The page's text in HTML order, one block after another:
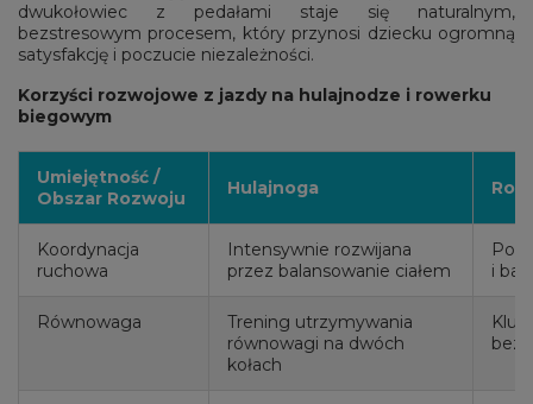
dwukołowiec z pedałami staje się naturalnym,
bezstresowym procesem, który przynosi dziecku ogromną
satysfakcję i poczucie niezależności.
Korzyści rozwojowe z jazdy na hulajnodze i rowerku
biegowym
Umiejętność /
Obszar Rozwoju
Hulajnoga
Koordynacja
ruchowa
Intensywnie rozwijana
przez balansowanie ciałem
i
Równowaga
Trening utrzymywania
równowagi na dwóch
kołach
bez